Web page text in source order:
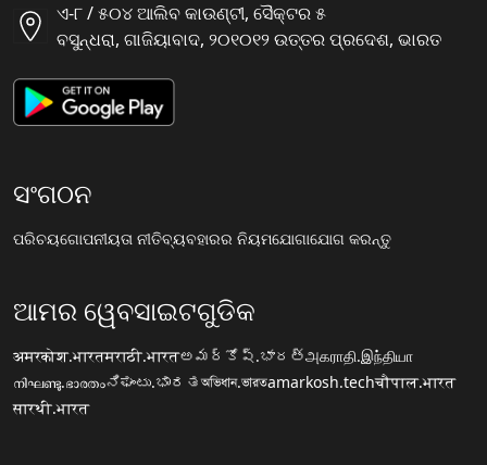
ଏ-୮ / ୫୦୪ ଆଲିବ କାଉଣ୍ଟୀ, ସୈକ୍ଟର ୫
ବସୁନ୍ଧରା, ଗାଜିୟାବାଦ, ୨୦୧୦୧୨ ଉତ୍ତର ପ୍ରଦେଶ, ଭାରତ
ସଂଗଠନ
ପରିଚୟଗୋପନୀୟତା ନୀତିବ୍ୟବହାରର ନିୟମଯୋଗାଯୋଗ କରନ୍ତୁ
ଆମର ୱେବସାଇଟଗୁଡିକ
अमरकोश.भारतमराठी.भारतఅమర్కోష్.భారత్அகராதி.இந்தியா
നിഘണ്ടു.ഭാരതംನಿಘಂಟು.ಭಾರತঅভিধান.ভারতamarkosh.techचौपाल.भारत
सारथी.भारत